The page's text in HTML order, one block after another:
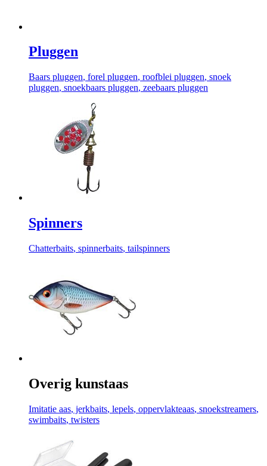
Pluggen
Baars pluggen, forel pluggen, roofblei pluggen, snoek
pluggen, snoekbaars pluggen, zeebaars pluggen
Spinners
Chatterbaits, spinnerbaits, tailspinners
Overig kunstaas
Imitatie aas, jerkbaits, lepels, oppervlakteaas, snoekstreamers,
swimbaits, twisters